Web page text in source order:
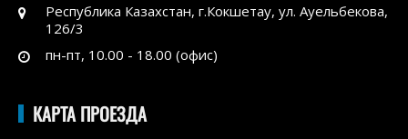
Республика Казахстан, г.Кокшетау, ул. Ауельбекова,
126/3
пн-пт, 10.00 - 18.00 (офис)
КАРТА ПРОЕЗДА